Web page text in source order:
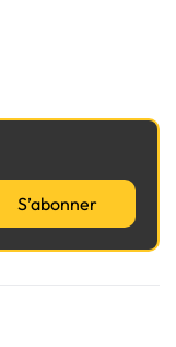
S’abonner